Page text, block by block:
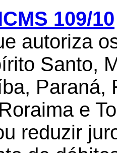
109/10
autoriza
Santo,
Paraná,
e
reduzir